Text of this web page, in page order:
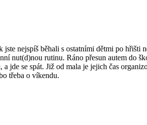
nejspíš běhali s ostatními dětmi po hřišti
nut(d)nou rutinu. Ráno přesun autem do
a jde se spát. Již od mala je jejich čas
třeba o víkendu.